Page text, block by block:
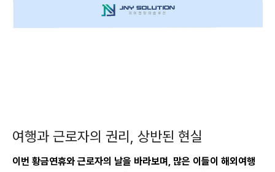
여행과 근로자의 권리, 상반된 현실
이번 황금연휴와 근로자의 날을 바라보며, 많은 이들이 해외여행